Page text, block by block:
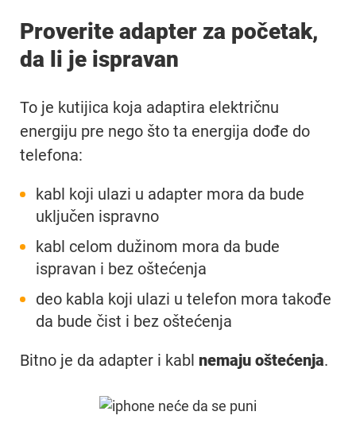
Proverite adapter za početak,
da li je ispravan
To je kutijica koja adaptira električnu
energiju pre nego što ta energija dođe do
telefona:
kabl koji ulazi u adapter mora da bude
uključen ispravno
kabl celom dužinom mora da bude
ispravan i bez oštećenja
deo kabla koji ulazi u telefon mora takođe
da bude čist i bez oštećenja
Bitno je da adapter i kabl nemaju oštećenja.